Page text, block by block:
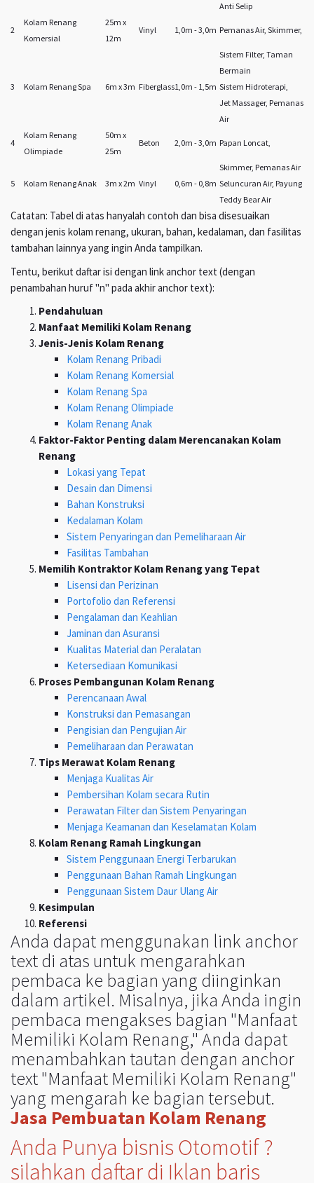
Anti Selip
2
Kolam Renang
Komersial
25m x
12m
Vinyl 1,0m - 3,0m Pemanas Air, Skimmer,
Sistem Filter, Taman
Bermain
3
Kolam Renang Spa 6m x 3m Fiberglass1,0m - 1,5m Sistem Hidroterapi,
Jet Massager, Pemanas
Air
4
Kolam Renang
Olimpiade
50m x
25m
Beton 2,0m - 3,0m Papan Loncat,
Skimmer, Pemanas Air
5
Kolam Renang Anak 3m x 2m Vinyl 0,6m - 0,8m Seluncuran Air, Payung
Teddy Bear Air
Catatan: Tabel di atas hanyalah contoh dan bisa disesuaikan
dengan jenis kolam renang, ukuran, bahan, kedalaman, dan fasilitas
tambahan lainnya yang ingin Anda tampilkan.
Tentu, berikut daftar isi dengan link anchor text (dengan
penambahan huruf "n" pada akhir anchor text):
Pendahuluan
Manfaat Memiliki Kolam Renang
Jenis-Jenis Kolam Renang
Kolam Renang Pribadi
Kolam Renang Komersial
Kolam Renang Spa
Kolam Renang Olimpiade
Kolam Renang Anak
Faktor-Faktor Penting dalam Merencanakan Kolam
Renang
Lokasi yang Tepat
Desain dan Dimensi
Bahan Konstruksi
Kedalaman Kolam
Sistem Penyaringan dan Pemeliharaan Air
Fasilitas Tambahan
Memilih Kontraktor Kolam Renang yang Tepat
Lisensi dan Perizinan
Portofolio dan Referensi
Pengalaman dan Keahlian
Jaminan dan Asuransi
Kualitas Material dan Peralatan
Ketersediaan Komunikasi
Proses Pembangunan Kolam Renang
Perencanaan Awal
Konstruksi dan Pemasangan
Pengisian dan Pengujian Air
Pemeliharaan dan Perawatan
Tips Merawat Kolam Renang
Menjaga Kualitas Air
Pembersihan Kolam secara Rutin
Perawatan Filter dan Sistem Penyaringan
Menjaga Keamanan dan Keselamatan Kolam
Kolam Renang Ramah Lingkungan
Sistem Penggunaan Energi Terbarukan
Penggunaan Bahan Ramah Lingkungan
Penggunaan Sistem Daur Ulang Air
Kesimpulan
Referensi
Anda dapat menggunakan link anchor
text di atas untuk mengarahkan
pembaca ke bagian yang diinginkan
dalam artikel. Misalnya, jika Anda ingin
pembaca mengakses bagian "Manfaat
Memiliki Kolam Renang," Anda dapat
menambahkan tautan dengan anchor
text "Manfaat Memiliki Kolam Renang"
yang mengarah ke bagian tersebut.
Jasa Pembuatan Kolam Renang
Anda Punya bisnis Otomotif ?
silahkan daftar di Iklan baris